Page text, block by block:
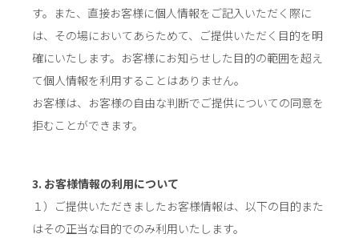
す。また、直接お客様に個人情報をご記入いただく際に
は、その場においてあらためて、ご提供いただく目的を明
確にいたします。お客様にお知らせした目的の範囲を超え
て個人情報を利用することはありません。
お客様は、お客様の自由な判断でご提供についての同意を
拒むことができます。
3. お客様情報の利用について
１）ご提供いただきましたお客様情報は、以下の目的また
はその正当な目的でのみ利用いたします。